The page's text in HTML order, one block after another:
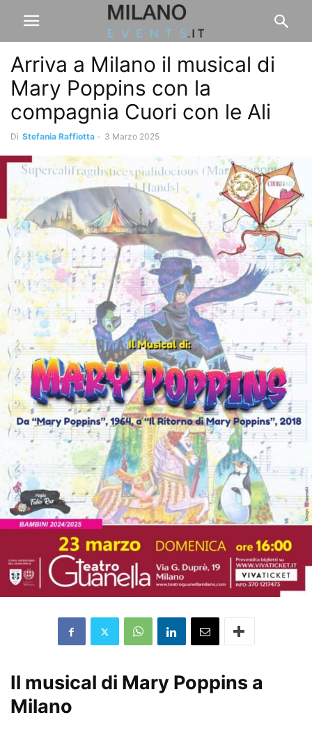
Arriva a Milano il musical di
Mary Poppins con la
compagnia Cuori con le Ali
Di Stefania Raffiotta - 3 Marzo 2025
Il musical di Mary Poppins a
Milano